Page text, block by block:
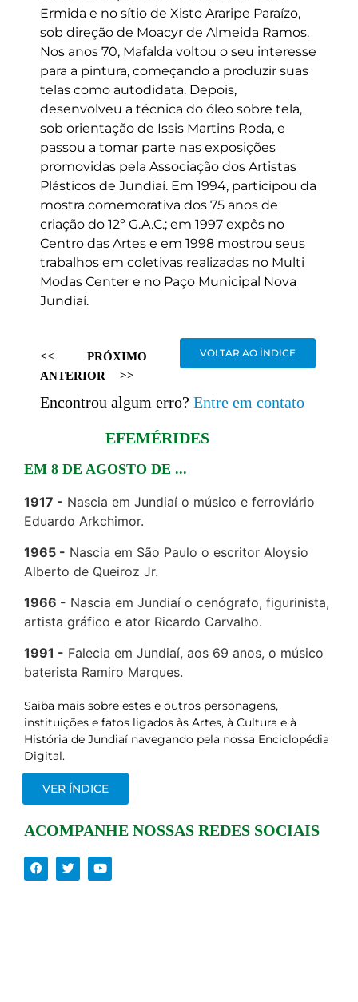
Ermida e no sítio de Xisto Araripe Paraízo,
sob direção de Moacyr de Almeida Ramos.
Nos anos 70, Mafalda voltou o seu interesse
para a pintura, começando a produzir suas
telas como autodidata. Depois,
desenvolveu a técnica do óleo sobre tela,
sob orientação de Issis Martins Roda, e
passou a tomar parte nas exposições
promovidas pela Associação dos Artistas
Plásticos de Jundiaí. Em 1994, participou da
mostra comemorativa dos 75 anos de
criação do 12º G.A.C.; em 1997 expôs no
Centro das Artes e em 1998 mostrou seus
trabalhos em coletivas realizadas no Multi
Modas Center e no Paço Municipal Nova
Jundiaí.
<<
ANTERIOR
PRÓXIMO
>>
VOLTAR AO ÍNDICE
Encontrou algum erro? Entre em contato
EFEMÉRIDES
EM 8 DE AGOSTO DE ...
1917
Nascia em Jundiaí o músico e ferroviário
Eduardo Arkchimor.
1965
Nascia em São Paulo o escritor Aloysio
Alberto de Queiroz Jr.
1966
Nascia em Jundiaí o cenógrafo, figurinista,
artista gráfico e ator Ricardo Carvalho.
1991
Falecia em Jundiaí, aos 69 anos, o músico
baterista Ramiro Marques.
Saiba mais sobre estes e outros personagens,
instituições e fatos ligados às Artes, à Cultura e à
História de Jundiaí navegando pela nossa Enciclopédia
Digital.
VER ÍNDICE
ACOMPANHE NOSSAS REDES SOCIAIS